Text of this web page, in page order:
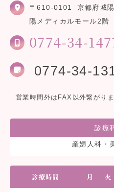
〒610-0101
京都府城
陽メディカルモール2階
0774-34-
0774-34-
営業時間外はFAX以外繋がりま
診療
産婦人科・
診療時間 月 火